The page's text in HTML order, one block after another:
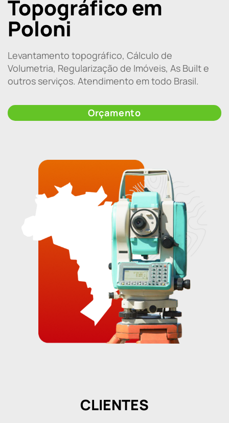
Topográfico em
Poloni
Levantamento topográfico, Cálculo de
Volumetria, Regularização de Imóveis, As Built e
outros serviços. Atendimento em todo Brasil.
Orçamento
CLIENTES